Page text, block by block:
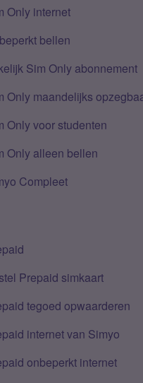
Only internet
bellen
Sim Only abonnement
Only maandelijks
Only voor studenten
Only alleen bellen
Compleet
Prepaid simkaart
tegoed opwaarderen
internet van Simyo
onbeperkt internet